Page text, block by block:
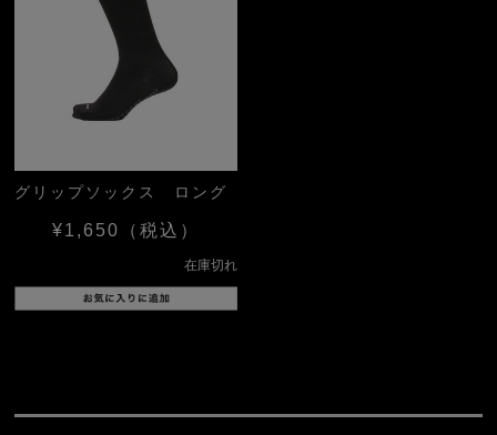
グリップソックス ロング
¥1,650 （税込）
在庫切れ